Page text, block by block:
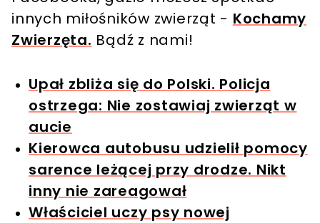
innych miłośników zwierząt - Kochamy
Zwierzęta. Bądź z nami!
Upał zbliża się do Polski. Policja
ostrzega: Nie zostawiaj zwierząt w
aucie
Kierowca autobusu udzielił pomocy
sarence leżącej przy drodze. Nikt
inny nie zareagował
Właściciel uczy psy nowej